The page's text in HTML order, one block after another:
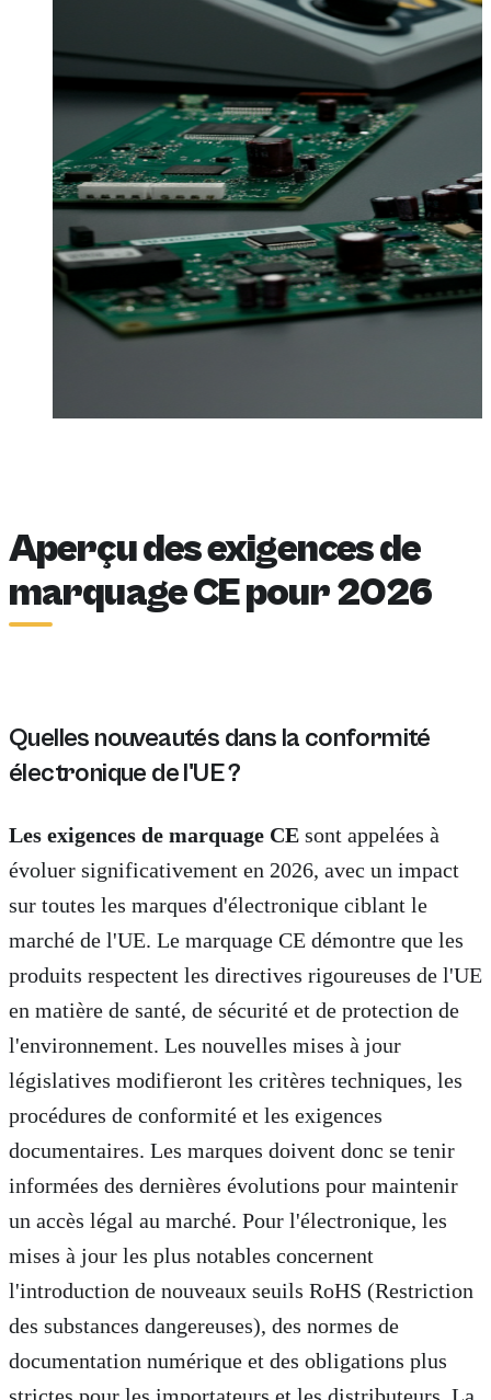
Aperçu des exigences de
marquage CE pour 2026
Quelles nouveautés dans la conformité
électronique de l'UE ?
Les exigences de marquage CE sont appelées à
évoluer significativement en 2026, avec un impact
sur toutes les marques d'électronique ciblant le
marché de l'UE. Le marquage CE démontre que les
produits respectent les directives rigoureuses de l'UE
en matière de santé, de sécurité et de protection de
l'environnement. Les nouvelles mises à jour
législatives modifieront les critères techniques, les
procédures de conformité et les exigences
documentaires. Les marques doivent donc se tenir
informées des dernières évolutions pour maintenir
un accès légal au marché. Pour l'électronique, les
mises à jour les plus notables concernent
l'introduction de nouveaux seuils RoHS (Restriction
des substances dangereuses), des normes de
documentation numérique et des obligations plus